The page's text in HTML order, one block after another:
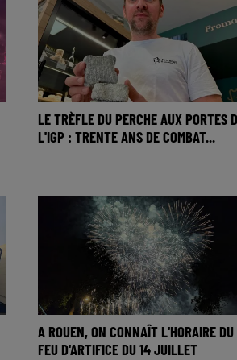
LE TRÈFLE DU PERCHE AUX PORTES
L'IGP : TRENTE ANS DE COMBAT...
A ROUEN, ON CONNAÎT L'HORAIRE DU
FEU D'ARTIFICE DU 14 JUILLET